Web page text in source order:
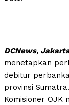
DCNews,
menetapkan
debitur
provinsi
Komisioner OJK